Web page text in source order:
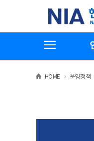
한국지능정보사
HOME >운영정책